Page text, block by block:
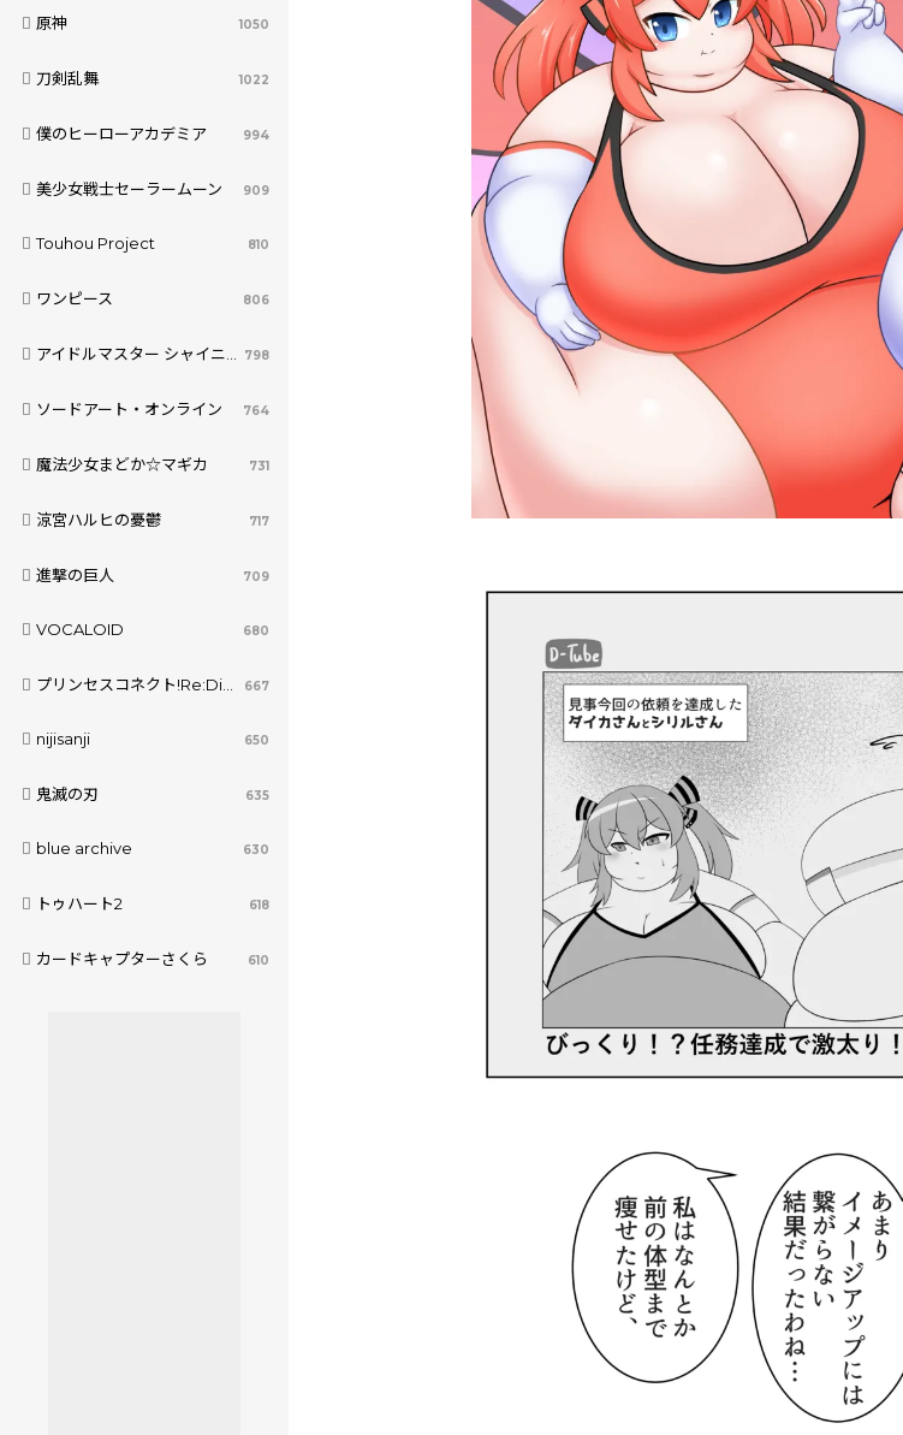
原神 1050
刀剣乱舞 1022
僕のヒーローアカデミア 994
美少女戦士セーラームーン 909
Touhou Project 810
ワンピース 806
アイドルマスター シャイニーカラーズ 798
ソードアート・オンライン 764
魔法少女まどか☆マギカ 731
涼宮ハルヒの憂鬱 717
進撃の巨人 709
VOCALOID 680
プリンセスコネクト!Re:Dive 667
nijisanji 650
鬼滅の刃 635
blue archive 630
トゥハート2 618
カードキャプターさくら 610